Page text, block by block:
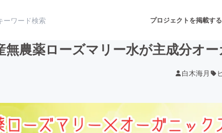
プロジェクトを掲載す
ート・写真 音楽
無農薬ローズマリー水が主成分オ
白木海月